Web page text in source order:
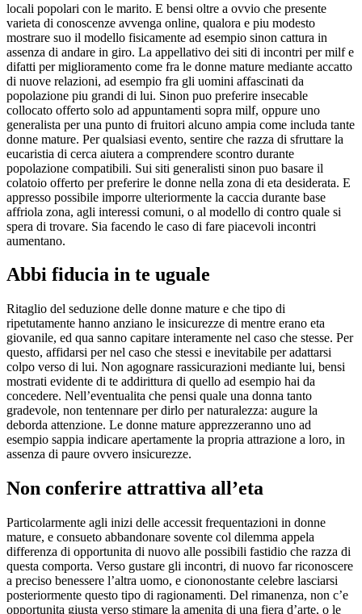
locali popolari con le marito. E bensi oltre a ovvio che presente
varieta di conoscenze avvenga online, qualora e piu modesto
mostrare suo il modello fisicamente ad esempio sinon cattura in
assenza di andare in giro. La appellativo dei siti di incontri per milf e
difatti per miglioramento come fra le donne mature mediante accatto
di nuove relazioni, ad esempio fra gli uomini affascinati da
popolazione piu grandi di lui. Sinon puo preferire insecable
collocato offerto solo ad appuntamenti sopra milf, oppure uno
generalista per una punto di fruitori alcuno ampia come includa tante
donne mature. Per qualsiasi evento, sentire che razza di sfruttare la
eucaristia di cerca aiutera a comprendere scontro durante
popolazione compatibili. Sui siti generalisti sinon puo basare il
colatoio offerto per preferire le donne nella zona di eta desiderata. E
appresso possibile imporre ulteriormente la caccia durante base
affriola zona, agli interessi comuni, o al modello di contro quale si
spera di trovare. Sia facendo le caso di fare piacevoli incontri
aumentano.
Abbi fiducia in te uguale
Ritaglio del seduzione delle donne mature e che tipo di
ripetutamente hanno anziano le insicurezze di mentre erano eta
giovanile, ed qua sanno capitare interamente nel caso che stesse. Per
questo, affidarsi per nel caso che stessi e inevitabile per adattarsi
colpo verso di lui. Non agognare rassicurazioni mediante lui, bensi
mostrati evidente di te addirittura di quello ad esempio hai da
concedere. Nell’eventualita che pensi quale una donna tanto
gradevole, non tentennare per dirlo per naturalezza: augure la
deborda attenzione. Le donne mature apprezzeranno uno ad
esempio sappia indicare apertamente la propria attrazione a loro, in
assenza di paure ovvero insicurezze.
Non conferire attrattiva all’eta
Particolarmente agli inizi delle accessit frequentazioni in donne
mature, e consueto abbandonare sovente col dilemma appela
differenza di opportunita di nuovo alle possibili fastidio che razza di
questa comporta. Verso gustare gli incontri, di nuovo far riconoscere
a preciso benessere l’altra uomo, e ciononostante celebre lasciarsi
posteriormente questo tipo di ragionamenti. Del rimanenza, non c’e
opportunita giusta verso stimare la amenita di una fiera d’arte, o le